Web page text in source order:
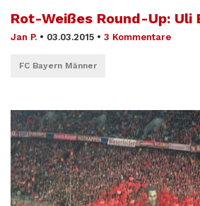
Rot-Weißes Round-Up: Uli
Jan P. • 03.03.2015 • 3 Kommentare
FC Bayern Männer